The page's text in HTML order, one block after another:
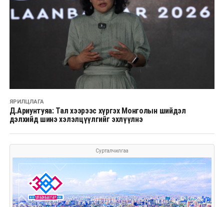
ЯРИЛЦЛАГА
Д.Ариунтуяа: Тал хээрээс хүргэх Монголын шийдэл
дэлхийд шинэ хэлэлцүүлгийг эхлүүлнэ
Сурталчилгаа